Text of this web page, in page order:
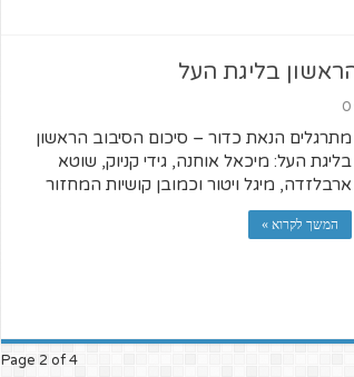
בליגת העל
0
מתרגלים הנאת כדור – סיכום הסיבוב הראשון
בליגת העל: מיכאל אוחנה, גידי קניוק, שוטא
ארבלזדה, מיגל ויטור וכמובן קושיות המחזור
המשך לקרוא »
Page 2 of 4